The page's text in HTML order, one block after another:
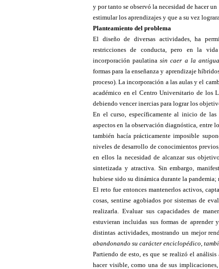
y por tanto se observó la necesidad de hacer
estimular los aprendizajes y que a su vez
Planteamiento del problema
El diseño de diversas actividades, ha
restricciones de conducta, pero en la
incorporación paulatinasin caer a la
formas para la enseñanza y aprendizaje
proceso). La incorporación a las aulas y el
académico en el Centro Universitario de los
debiendo vencer inercias para lograr los
En el curso, específicamente al inicio de
aspectos en la observación diagnóstica, entre
también hacía prácticamente imposible
niveles de desarrollo de conocimientos
en ellos la necesidad de alcanzar sus
sintetizada y atractiva. Sin embargo,
hubiese sido su dinámica durante la
El reto fue entonces mantenerlos activos,
cosas, sentirse agobiados por sistemas de
realizarla. Evaluar sus capacidades de
estuvieran incluidas sus formas de aprender
distintas actividades, mostrando un mejor
abandonando su carácter enciclopédico,
Partiendo de esto, es que se realizó el
hacer visible, como una de sus